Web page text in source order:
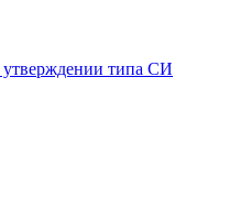
утверждении типа СИ